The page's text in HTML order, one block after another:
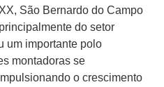
São Bernardo do Campo
do setor
um importante polo
montadoras se
o crescimento